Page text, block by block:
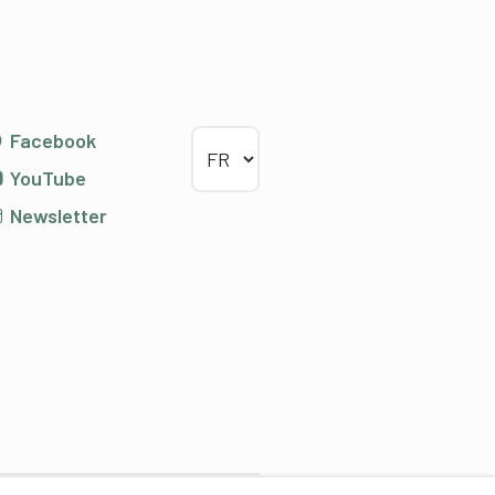
Facebook
YouTube
Newsletter